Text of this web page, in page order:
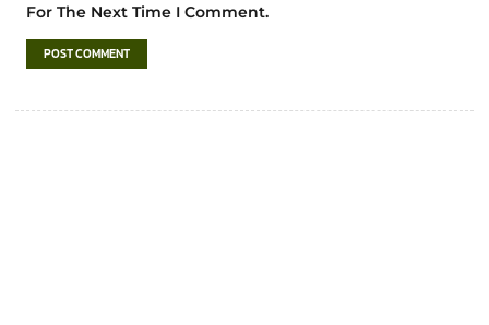
For The Next Time I Comment.